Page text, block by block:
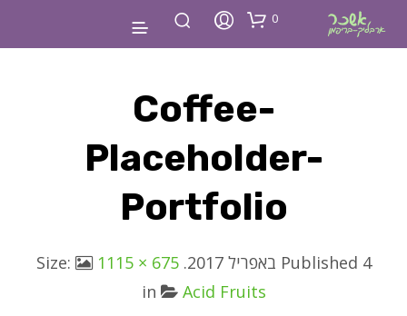
0
Coffee-
Placeholder-
Portfolio
Published 4 באפריל 2017 . Size:
1115 × 675
in
Acid Fruits